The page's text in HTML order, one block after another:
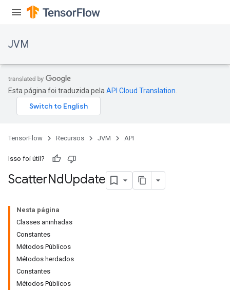
JVM
Esta página foi traduzida pela API Cloud Translation
TensorFlow Recursos JVM API
Isso foi útil?
ScatterNdUpdate
Nesta página
Classes aninhadas
Constantes
Métodos Públicos
Métodos herdados
Constantes
Métodos Públicos